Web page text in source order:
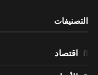
التصنيفات
اقتصاد